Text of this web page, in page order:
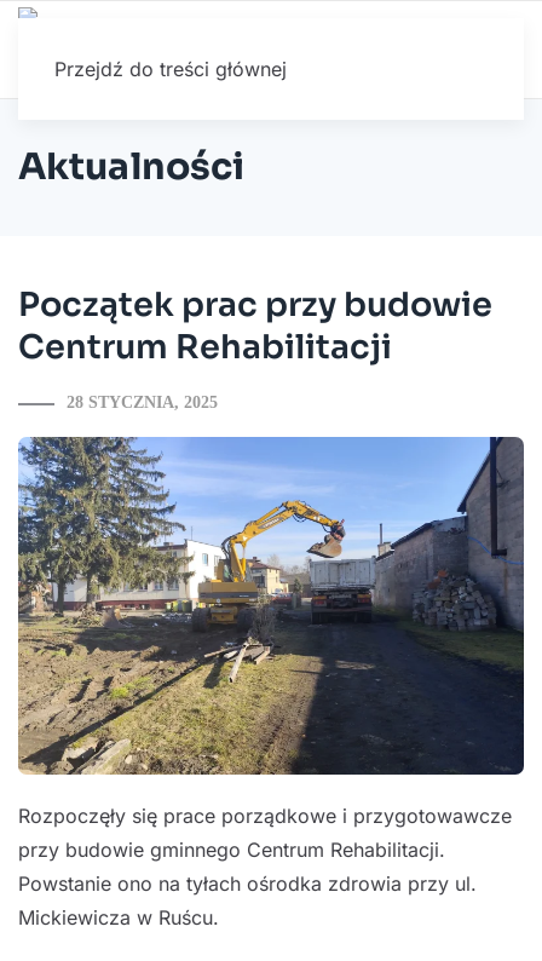
Przejdź do treści głównej
Aktualności
Początek prac przy budowie
Centrum Rehabilitacji
28 STYCZNIA, 2025
Rozpoczęły się prace porządkowe i przygotowawcze
przy budowie gminnego Centrum Rehabilitacji.
Powstanie ono na tyłach ośrodka zdrowia przy ul.
Mickiewicza w Ruścu.